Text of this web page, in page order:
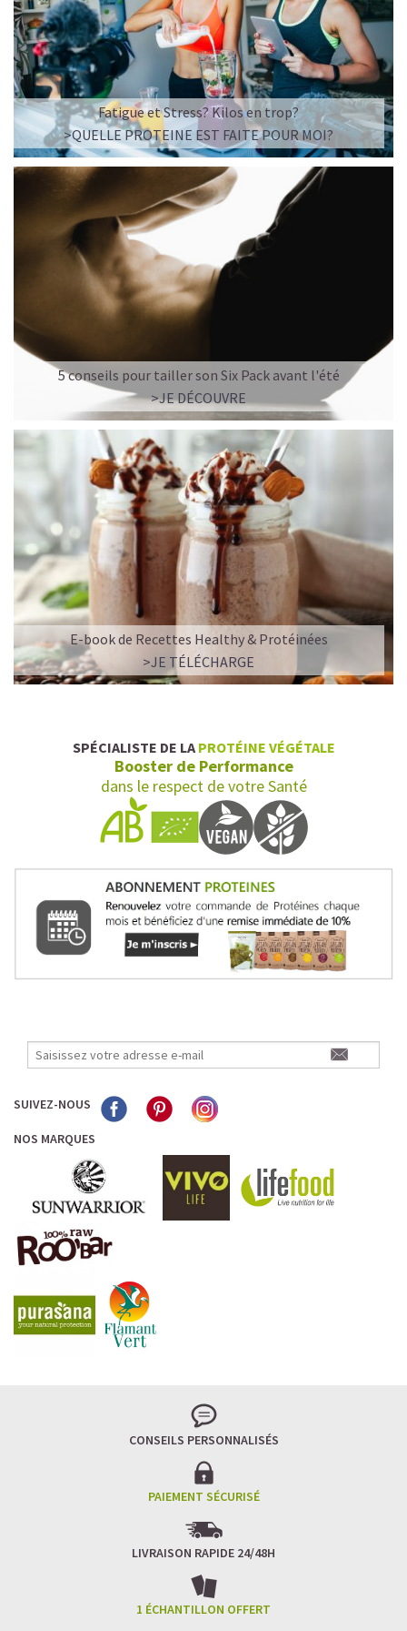
Imaginez un caramel fondant qui se mêle à un café
frappé crémeux, sans sucre raffiné et boosté en
protéines végétales.
C’est la boisson plaisir par excellence — celle qui
réconcilie dessert glacé et nutrition.
Résultat : un corps rassasié, une énergie durable, et zéro
fringale. Pour les gourmands qui veulent se faire plaisir
sans sacrifier leurs objectifs.
Découvrir le Café frappé au Caramel Protéiné
🍫 MOCHA GLACÉ PROTÉINÉ
L’ALLIANCE PARFAITE ENTRE PLAISIR ET
PERFORMANCE
Cacao pur, café expresso et lait végétal fusionnent dans
une boisson veloutée et énergisante.
Une vraie caresse chocolatée, riche en protéines, léger
pour ne jamais peser.
Pour les accros au chocolat qui veulent booster leurs
journées avec goût et équilibre.
Mocha Glacé Protéiné
🍵 MATCHA LATTE GLACÉ
LA FRAÎCHEUR VERTE QUI APAISE L’ESPRIT
Le matcha, ce thé japonais se marie à la douceur du lait
tout en stimulant la concentration.
Un goût légèrement herbacé, addictif et plein de
Idéal pour : recharger ses batteries sans caféine,
hydrater, et retrouver focus et sérénité.
Matcha Latte Glacé Protéiné
SAWONDO RÉINVENTE LE PLAISIR DES CAFÉS GLACÉS
✅ Sans sucre raffiné
Fatigue et Stress? Kilos en trop?
>QUELLE PROTEINE EST FAITE POUR MOI?
5 conseils pour tailler son Six Pack avant l'été
>JE DÉCOUVRE
E-book de Recettes Healthy & Protéinées
>JE TÉLÉCHARGE
SPÉCIALISTE DE LA PROTÉINE VÉGÉTALE
Booster de Performance
dans le respect de votre Santé
SUIVEZ-NOUS
NOS MARQUES
CONSEILS PERSONNALISÉS
PAIEMENT SÉCURISÉ
LIVRAISON RAPIDE 24/48H
1 ÉCHANTILLON OFFERT